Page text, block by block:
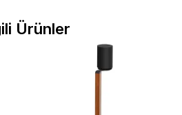
Ürünler